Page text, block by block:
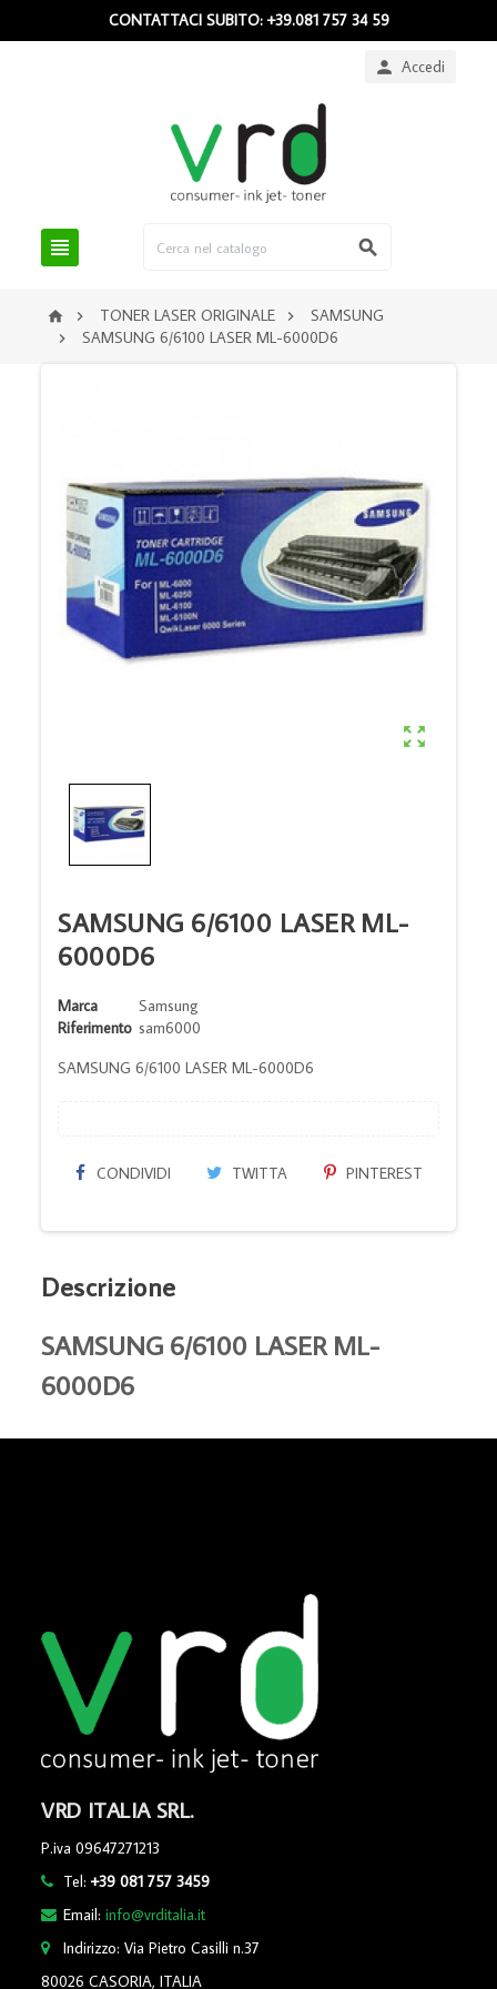
CONTATTACI SUBITO: +39.081 757 34 59
 Accedi
 
  TONER LASER ORIGINALE  SAMSUNG
 SAMSUNG 6/6100 LASER ML-6000D6

SAMSUNG 6/6100 LASER ML-
6000D6
Marca
Samsung
Riferimento sam6000
SAMSUNG 6/6100 LASER ML-6000D6
CONDIVIDI TWITTA PINTEREST
Descrizione
SAMSUNG 6/6100 LASER ML-
6000D6
VRD ITALIA SRL.
P.iva 09647271213
Tel:+39 081 757 3459
Email:info@vrditalia.it
Indirizzo: Via Pietro Casilli n.37
80026 CASORIA, ITALIA